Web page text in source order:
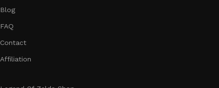
Blog
FAQ
Contact
Affiliation